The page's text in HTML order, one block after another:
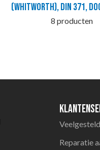
(Whitworth), DIN 371,
8 producten
Reparatie